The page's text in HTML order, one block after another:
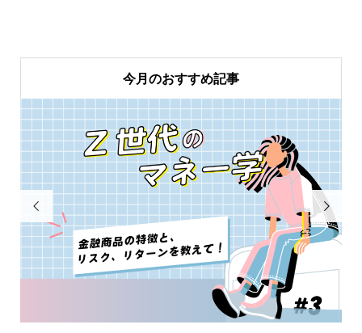
今月のおすすめ記事
 